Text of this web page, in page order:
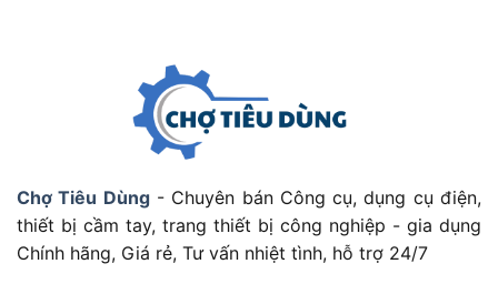
bể chứa hoặc nguồn nước thấp để đẩy lên bồn
chứa trên cao, đảm bảo nguồn nước ổn định
cho gia đình.
Tưới tiêu nông nghiệp: Phù hợp cho các vườn
cây, trang trại nhỏ, cung cấp nước đều đặn để
tưới cây hoặc chăm sóc đất.
Cấp nước cho hệ thống tăng áp: Hỗ trợ tăng áp
Chợ Tiêu Dùng- Chuyên bán Công cụ, dụng cụ điện,
thiết bị cầm tay, trang thiết bị công nghiệp - gia dụng
Chính hãng, Giá rẻ, Tư vấn nhiệt tình, hỗ trợ 24/7